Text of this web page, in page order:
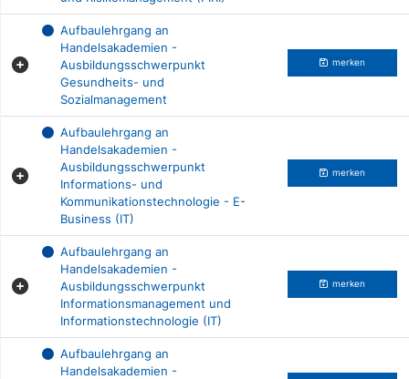
Aufbaulehrgang an
Handelsakademien -
Ausbildungsschwerpunkt
Gesundheits- und
Sozialmanagement
merken
Aufbaulehrgang an
Handelsakademien -
Ausbildungsschwerpunkt
Informations- und
Kommunikationstechnologie - E-
Business (IT)
merken
Aufbaulehrgang an
Handelsakademien -
Ausbildungsschwerpunkt
Informationsmanagement und
Informationstechnologie (IT)
merken
Aufbaulehrgang an
Handelsakademien -